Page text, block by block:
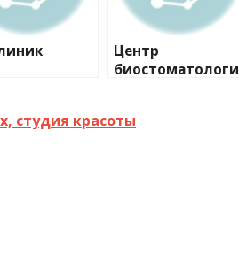
Центр
биостоматологи
студия красоты